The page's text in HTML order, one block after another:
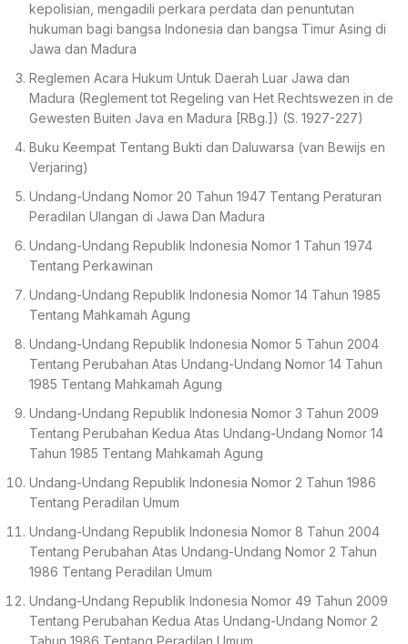
kepolisian, mengadili perkara perdata dan penuntutan
hukuman bagi bangsa Indonesia dan bangsa Timur Asing di
Jawa dan Madura
Reglemen Acara Hukum Untuk Daerah Luar Jawa dan
Madura (Reglement tot Regeling van Het Rechtswezen in de
Gewesten Buiten Java en Madura [RBg.]) (S. 1927-227)
Buku Keempat Tentang Bukti dan Daluwarsa (van Bewijs en
Verjaring)
Undang-Undang Nomor 20 Tahun 1947 Tentang Peraturan
Peradilan Ulangan di Jawa Dan Madura
Undang-Undang Republik Indonesia Nomor 1 Tahun 1974
Tentang Perkawinan
Undang-Undang Republik Indonesia Nomor 14 Tahun 1985
Tentang Mahkamah Agung
Undang-Undang Republik Indonesia Nomor 5 Tahun 2004
Tentang Perubahan Atas Undang-Undang Nomor 14 Tahun
1985 Tentang Mahkamah Agung
Undang-Undang Republik Indonesia Nomor 3 Tahun 2009
Tentang Perubahan Kedua Atas Undang-Undang Nomor 14
Tahun 1985 Tentang Mahkamah Agung
Undang-Undang Republik Indonesia Nomor 2 Tahun 1986
Tentang Peradilan Umum
Undang-Undang Republik Indonesia Nomor 8 Tahun 2004
Tentang Perubahan Atas Undang-Undang Nomor 2 Tahun
1986 Tentang Peradilan Umum
Undang-Undang Republik Indonesia Nomor 49 Tahun 2009
Tentang Perubahan Kedua Atas Undang-Undang Nomor 2
Tahun 1986 Tentang Peradilan Umum